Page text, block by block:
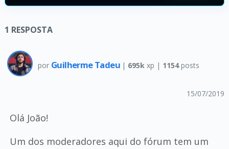
1 RESPOSTA
por Guilherme Tadeu | 695k xp | 1154posts
15/07/2019
Olá João!
Um dos moderadores aqui do fórum tem um